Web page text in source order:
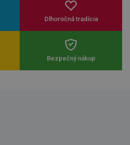
Dlhoročná tradícia
Bezpečný nákup